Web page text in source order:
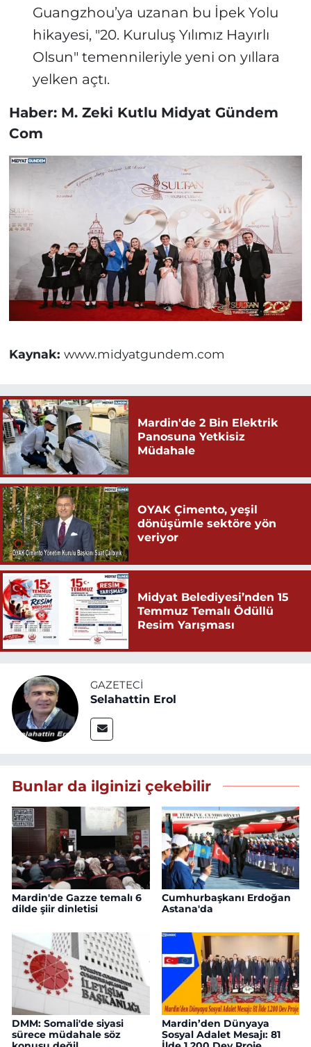
Guangzhou’ya uzanan bu İpek Yolu
hikayesi, "20. Kuruluş Yılımız Hayırlı
Olsun" temennileriyle yeni on yıllara
yelken açtı.
Haber: M. Zeki Kutlu Midyat Gündem
Com
Kaynak: www.midyatgundem.com
Mardin'de 2 Bin Elektrik
Panosuna Yetkisiz
Müdahale
OYAK Çimento, yeşil
dönüşümle sektöre yön
veriyor
Midyat Belediyesi’nden 15
Temmuz Temalı Ödüllü
Resim Yarışması
GAZETECI
Selahattin Erol
Bunlar da ilginizi çekebilir
Mardin'de Gazze temalı 6
dilde şiir dinletisi
Cumhurbaşkanı Erdoğan
Astana'da
DMM: Somali'de siyasi
sürece müdahale söz
Mardin’den Dünyaya
Sosyal Adalet Mesajı: 81